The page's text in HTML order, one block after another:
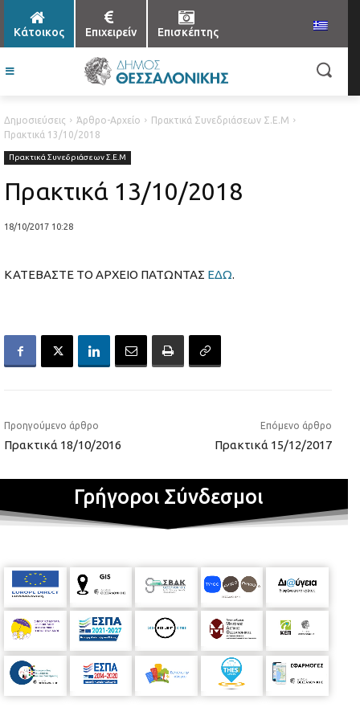
Κάτοικος Επιχειρείν Επισκέπτης
Δημοσιεύσεις Άρθρο-Αρχείο
Πρακτικά Συνεδριάσεων Σ.Ε.Μ
Πρακτικά 13/10/2018
Πρακτικά Συνεδριάσεων Σ.Ε.Μ
Πρακτικά 13/10/2018
18/10/2017 10:28
ΚΑΤΕΒΑΣΤΕ ΤΟ ΑΡΧΕΙΟ ΠΑΤΩΝΤΑΣ ΕΔΩ.
Προηγούμενο άρθρο
Πρακτικά 18/10/2016
Επόμενο άρθρο
Πρακτικά 15/12/2017
Γρήγοροι Σύνδεσμοι